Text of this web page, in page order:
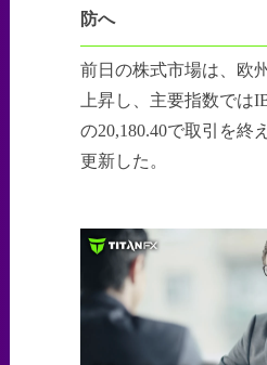
防へ
前日の株式市場は、欧
上昇し、主要指数では
の20,180.40で取引を終
更新した。